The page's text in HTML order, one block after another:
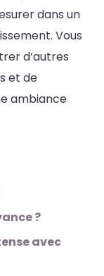
dans un
Vous
d’autres
et de
ambiance
?
avec